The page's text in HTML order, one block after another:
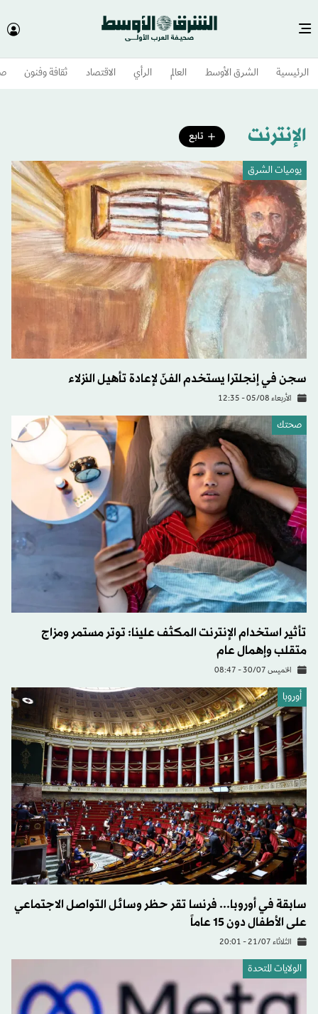
الرئيسية الشرق الأوسط​ العالم الرأي الاقتصاد ثقافة وفنون
الإنترنت تابع
يوميات الشرق
سجن في إنجلترا يستخدم الفنّ لإعادة تأهيل النزلاء
الأربعاء 05/08 - 12:35
صحتك
تأثير استخدام الإنترنت المكثف علينا: توتر مستمر ومزاج
متقلب وإهمال عام
الخميس 30/07 - 08:47
أوروبا
سابقة في أوروبا... فرنسا تقر حظر وسائل التواصل الاجتماعي
على الأطفال دون 15 عاماً
الثلاثاء 21/07 - 20:01
الولايات المتحدة​